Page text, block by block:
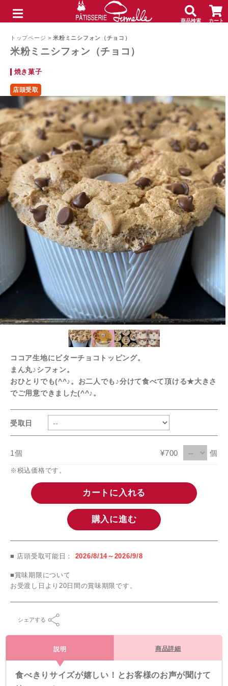
商品検索 カート
トップページ >米粉ミニシフォン（チョコ）
米粉ミニシフォン（チョコ）
焼き菓子
店頭受取
ココア生地にビターチョコトッピング。
まん丸♪シフォン。
おひとりでも(^^♪。お二人でも♪分けて食べて頂ける★大きさ
でご用意できました(^^♪。
受取日
1個 ¥700 個
※税込価格です。
カートに入れる
購入に進む
■ 店頭受取可能日： 2026/8/14～2026/9/8
■賞味期限について
お受渡し日より20日間の賞味期限です。
シェアする
説明 商品詳細
食べきりサイズが嬉しい！とお客様のお声が聞けて